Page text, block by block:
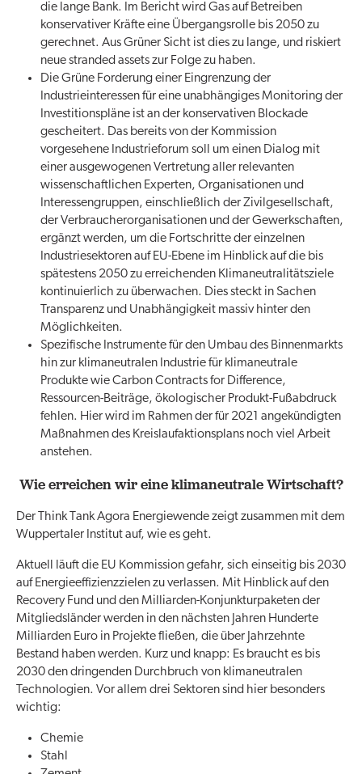
die lange Bank. Im Bericht wird Gas auf Betreiben
konservativer Kräfte eine Übergangsrolle bis 2050 zu
gerechnet. Aus Grüner Sicht ist dies zu lange, und riskiert
neue stranded assets zur Folge zu haben.
Die Grüne Forderung einer Eingrenzung der
Industrieinteressen für eine unabhängiges Monitoring der
Investitionspläne ist an der konservativen Blockade
gescheitert. Das bereits von der Kommission
vorgesehene Industrieforum soll um einen Dialog mit
einer ausgewogenen Vertretung aller relevanten
wissenschaftlichen Experten, Organisationen und
Interessengruppen, einschließlich der Zivilgesellschaft,
der Verbraucherorganisationen und der Gewerkschaften,
ergänzt werden, um die Fortschritte der einzelnen
Industriesektoren auf EU-Ebene im Hinblick auf die bis
spätestens 2050 zu erreichenden Klimaneutralitätsziele
kontinuierlich zu überwachen. Dies steckt in Sachen
Transparenz und Unabhängigkeit massiv hinter den
Möglichkeiten.
Spezifische Instrumente für den Umbau des Binnenmarkts
hin zur klimaneutralen Industrie für klimaneutrale
Produkte wie Carbon Contracts for Difference,
Ressourcen-Beiträge, ökologischer Produkt-Fußabdruck
fehlen. Hier wird im Rahmen der für 2021 angekündigten
Maßnahmen des Kreislaufaktionsplans noch viel Arbeit
anstehen.
Wie erreichen wir eine klimaneutrale Wirtschaft?
Der Think Tank Agora Energiewende zeigt zusammen mit dem
Wuppertaler Institut auf, wie es geht.
Aktuell läuft die EU Kommission gefahr, sich einseitig bis 2030
auf Energieeffizienzzielen zu verlassen. Mit Hinblick auf den
Recovery Fund und den Milliarden-Konjunkturpaketen der
Mitgliedsländer werden in den nächsten Jahren Hunderte
Milliarden Euro in Projekte fließen, die über Jahrzehnte
Bestand haben werden. Kurz und knapp: Es braucht es bis
2030 den dringenden Durchbruch von klimaneutralen
Technologien. Vor allem drei Sektoren sind hier besonders
wichtig:
Chemie
Stahl